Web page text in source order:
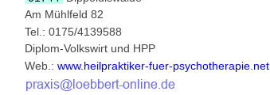
Am Mühlfeld 82
Tel.: 0175/4139588
Diplom-Volkswirt und HPP
Web.: www.heilpraktiker-fuer-psychotherapie.net